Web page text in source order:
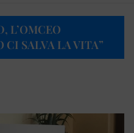
L’OMCEO
CI SALVA LA VITA”